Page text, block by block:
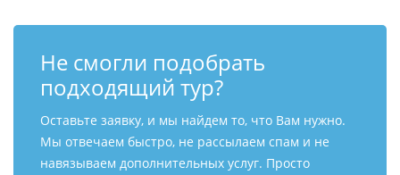
Не смогли подобрать
подходящий тур?
Оставьте заявку, и мы найдем то, что Вам нужно.
Мы отвечаем быстро, не рассылаем спам и не
навязываем дополнительных услуг. Просто